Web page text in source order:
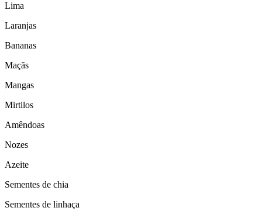
Lima
Laranjas
Bananas
Maçãs
Mangas
Mirtilos
Amêndoas
Nozes
Azeite
Sementes de chia
Sementes de linhaça